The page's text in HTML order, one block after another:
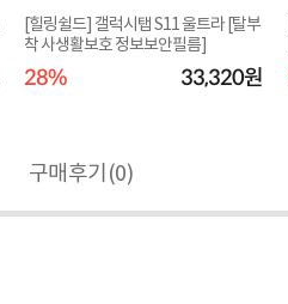
[힐링쉴드] 갤럭시탭 S11 울트라 [탈부
착 사생활보호 정보보안필름]
28% 33,320원
구매후기(0)